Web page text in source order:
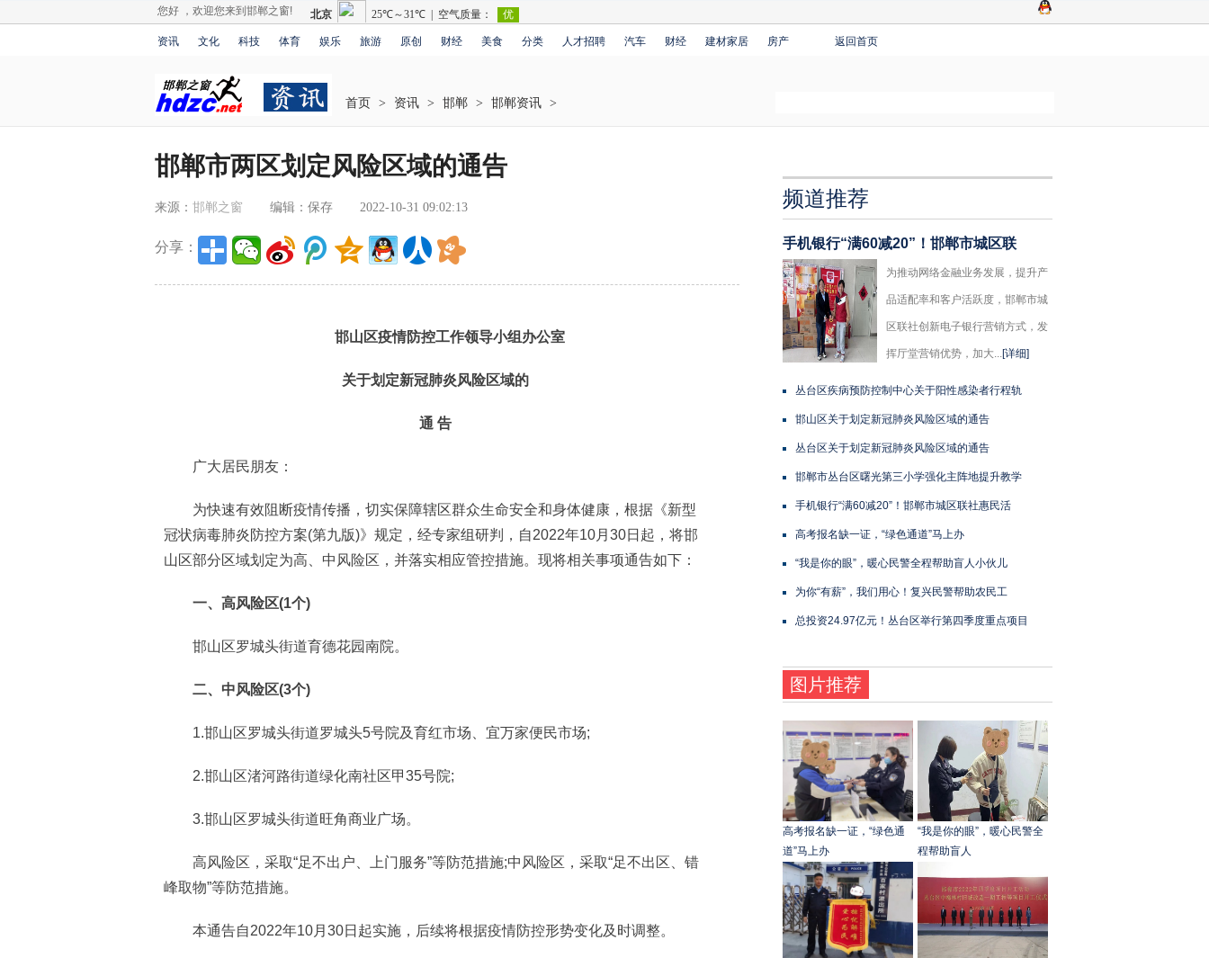
您好 ，欢迎您来到邯郸之窗!
资讯 文化 科技 体育 娱乐 旅游 原创 财经 美食 分类 人才招聘 汽车 财经 建材家居 房产 返回首页
首页 > 资讯 > 邯郸 > 邯郸资讯 >
邯郸市两区划定风险区域的通告
来源： 邯郸之窗 编辑：保存 2022-10-31 09:02:13
分享：
邯山区疫情防控工作领导小组办公室
关于划定新冠肺炎风险区域的
通 告
广大居民朋友：
为快速有效阻断疫情传播，切实保障辖区群众生命安全和身体健康，根据《新型
冠状病毒肺炎防控方案(第九版)》规定，经专家组研判，自2022年10月30日起，将邯
山区部分区域划定为高、中风险区，并落实相应管控措施。现将相关事项通告如下：
一、高风险区(1个)
邯山区罗城头街道育德花园南院。
二、中风险区(3个)
1.邯山区罗城头街道罗城头5号院及育红市场、宜万家便民市场;
2.邯山区渚河路街道绿化南社区甲35号院;
3.邯山区罗城头街道旺角商业广场。
高风险区，采取“足不出户、上门服务”等防范措施;中风险区，采取“足不出区、错
峰取物”等防范措施。
本通告自2022年10月30日起实施，后续将根据疫情防控形势变化及时调整。
频道推荐
手机银行“满60减20”！邯郸市城区联
为推动网络金融业务发展，提升产
品适配率和客户活跃度，邯郸市城
区联社创新电子银行营销方式，发
挥厅堂营销优势，加大...[详细]
丛台区疾病预防控制中心关于阳性感染者行程轨
邯山区关于划定新冠肺炎风险区域的通告
丛台区关于划定新冠肺炎风险区域的通告
邯郸市丛台区曙光第三小学强化主阵地提升教学
手机银行“满60减20”！邯郸市城区联社惠民活
高考报名缺一证，“绿色通道”马上办
“我是你的眼”，暖心民警全程帮助盲人小伙儿
为你“有薪”，我们用心！复兴民警帮助农民工
总投资24.97亿元！丛台区举行第四季度重点项目
图片推荐
高考报名缺一证，“绿色通
道”马上办
“我是你的眼”，暖心民警全
程帮助盲人